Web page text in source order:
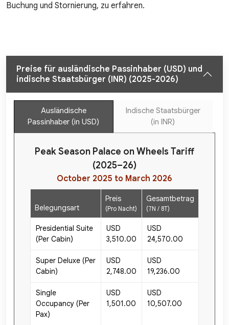
Buchung und Stornierung, zu erfahren.
Preise für ausländische Passinhaber (USD) und
indische Staatsbürger (INR) (2025-2026)
Ausländische
Passinhaber (in USD)
Indische Staatsbürger
(in INR)
Peak Season Palace on Wheels Tariff
(2025–26)
October 2025 to March 2026
Belegungsart
Preis
(Pro Nacht)
Gesamtbetrag
(7N / 8T)
Presidential Suite
(Per Cabin)
USD
3,510.00
USD
24,570.00
Super Deluxe (Per
Cabin)
USD
2,748.00
USD
19,236.00
Single
Occupancy (Per
Pax)
USD
1,501.00
USD
10,507.00